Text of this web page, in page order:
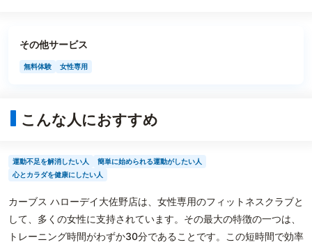
その他サービス
無料体験 女性専用
こんな人におすすめ
運動不足を解消したい人
簡単に始められる運動がしたい人
心とカラダを健康にしたい人
カーブス ハローデイ大佐野店は、女性専用のフィットネスクラブと
して、多くの女性に支持されています。その最大の特徴の一つは、
トレーニング時間がわずか30分であることです。この短時間で効率